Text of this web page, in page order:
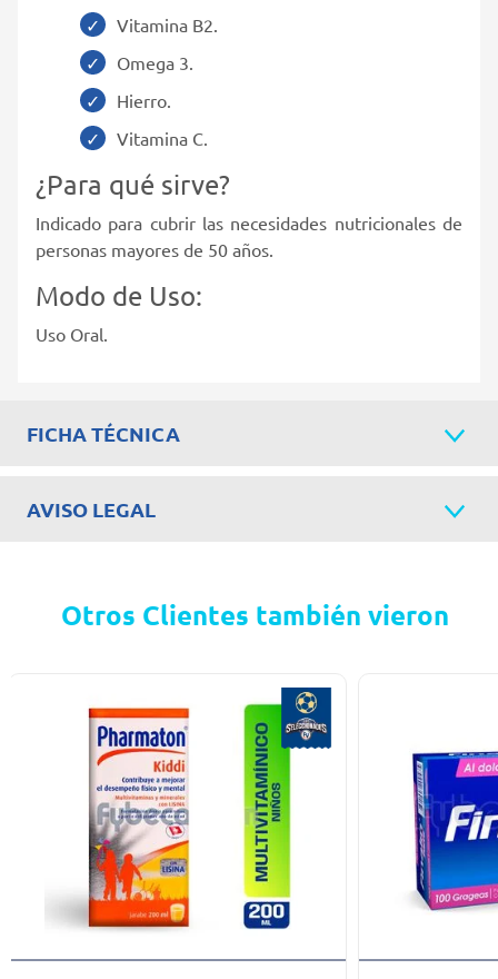
Vitamina B2.
Omega 3.
Hierro.
Vitamina C.
¿Para qué sirve?
Indicado para cubrir las necesidades nutricionales de
personas mayores de 50 años.
Modo de Uso:
Uso Oral.
FICHA TÉCNICA
AVISO LEGAL
Otros Clientes también vieron